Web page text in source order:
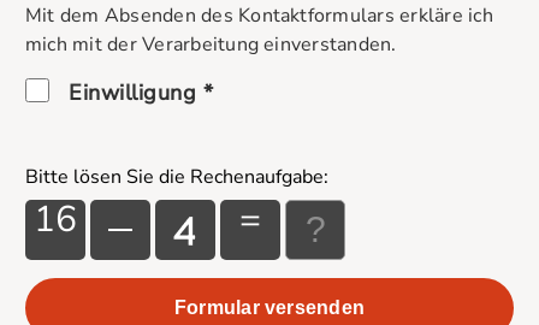
Mit dem Absenden des Kontaktformulars erkläre ich
mich mit der Verarbeitung einverstanden.
Einwilligung *
Bitte lösen Sie die Rechenaufgabe:
16 =